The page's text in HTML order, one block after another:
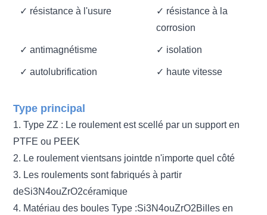
✓ résistance à l'usure
✓ résistance à la
corrosion
✓ antimagnétisme ✓ isolation
✓ autolubrification ✓ haute vitesse
Type principal
1.Type ZZ : Le roulement est scellé par un support en
PTFE ou PEEK
2. Le roulement vientsans jointde n'importe quel côté
3. Les roulements sont fabriqués à partir
deSi3N4ouZrO2céramique
4. Matériau des boules Type :Si3N4ouZrO2Billes en